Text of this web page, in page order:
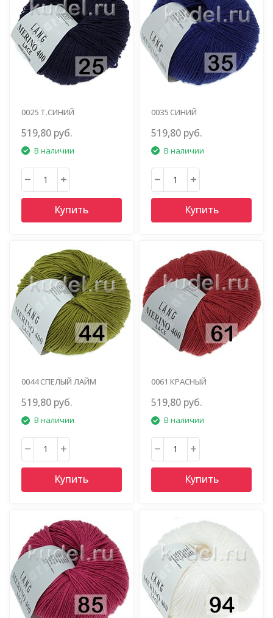
0025 Т.СИНИЙ
519,80 руб.
В наличии
Купить
0035 СИНИЙ
519,80 руб.
В наличии
Купить
0044 СПЕЛЫЙ ЛАЙМ
519,80 руб.
В наличии
Купить
0061 КРАСНЫЙ
519,80 руб.
В наличии
Купить